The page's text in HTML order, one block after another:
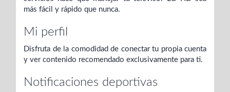
más fácil y rápido que nunca.
Mi perfil
Disfruta de la comodidad de conectar tu propia cuenta
y ver contenido recomendado exclusivamente para ti.
Notificaciones deportivas